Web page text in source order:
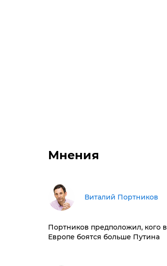
Мнения
Виталий Портников
Портников предположил, кого в
Европе боятся больше Путина